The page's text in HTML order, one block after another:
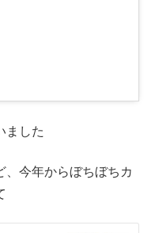
ました
、今年からぼちぼちカ